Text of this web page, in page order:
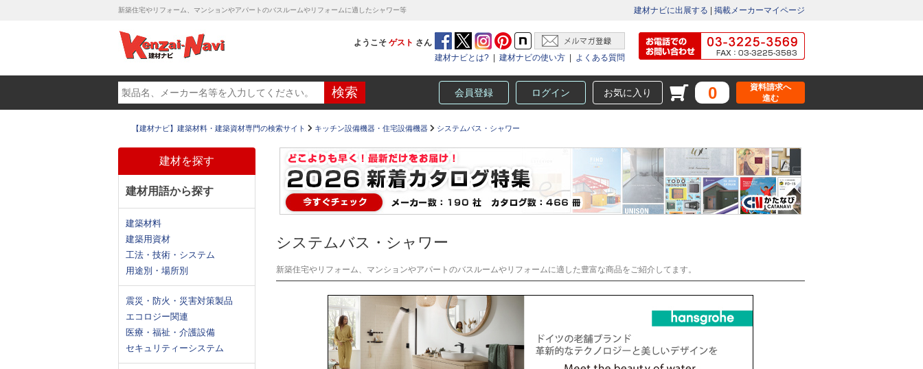
新築住宅やリフォーム、マンションやアパートのバスルームやリフォームに適したシャワー等 建材ナビに出展する 掲載メーカーマイページ
ようこそ ゲスト さん
建材ナビとは?
建材ナビの使い方 よくある質問
会員登録 ログイン お気に入り 0
資料請求へ
進む
【建材ナビ】建築材料・建築資材専門の検索サイト キッチン設備機器・住宅設備機器 システムバス・シャワー
建材を探す
建材用語から探す
建築材料
建築用資材
工法・技術・システム
用途別・場所別
震災・防火・災害対策製品
エコロジー関連
医療・福祉・介護設備
セキュリティーシステム
システムバス・シャワー
新築住宅やリフォーム、マンションやアパートのバスルームやリフォームに適した豊富な商品をご紹介してます。